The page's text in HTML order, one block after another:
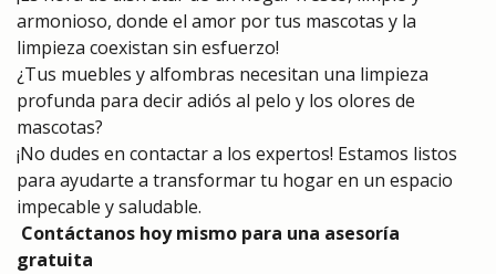
armonioso, donde el amor por tus mascotas y la
limpieza coexistan sin esfuerzo!
¿Tus muebles y alfombras necesitan una limpieza
profunda para decir adiós al pelo y los olores de
mascotas?
¡No dudes en contactar a los expertos! Estamos listos
para ayudarte a transformar tu hogar en un espacio
impecable y saludable.
Contáctanos hoy mismo para una asesoría
gratuita